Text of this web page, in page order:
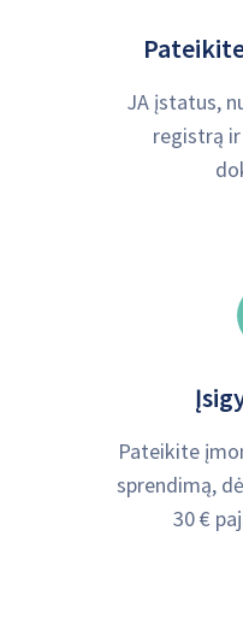
JA įstatus,
registrą
Pateikite
sprendimą,
30 €